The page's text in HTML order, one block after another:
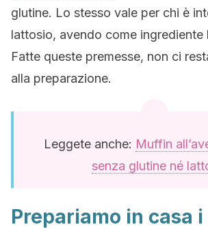
glutine. Lo stesso vale per chi è
lattosio, avendo come ingrediente
Fatte queste premesse, non ci
alla preparazione.
Leggete anche: Muffin
senza glutine né
Prepariamo in casa